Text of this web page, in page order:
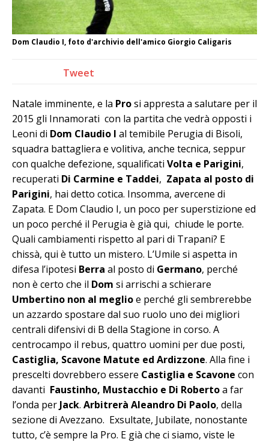
Dom Claudio I, foto d'archivio dell'amico Giorgio Caligaris
Tweet
Natale imminente, e la Prosi appresta a salutare per il
2015 gli Innamorati con la partita che vedrà opposti i
Leoni di Dom Claudio I al temibile Perugia di Bisoli,
squadra battagliera e volitiva, anche tecnica, seppur
con qualche defezione, squalificati Volta e Parigini,
recuperati Di Carmine e Taddei, Zapata al posto di
Parigini, hai detto cotica. Insomma, avercene di
Zapata. E Dom Claudio I, un poco per superstizione ed
un poco perché il Perugia è già qui, chiude le porte.
Quali cambiamenti rispetto al pari di Trapani? E
chissà, qui è tutto un mistero. L’Umile si aspetta in
difesa l’ipotesi Berra al posto di Germano, perché
non è certo che il Dom si arrischi a schierare
Umbertino non al meglioe perché gli sembrerebbe
un azzardo spostare dal suo ruolo uno dei migliori
centrali difensivi di B della Stagione in corso. A
centrocampo il rebus, quattro uomini per due posti,
Castiglia, Scavone Matute ed Ardizzone. Alla fine i
prescelti dovrebbero essere Castiglia e Scavone con
davanti Faustinho, Mustacchio e Di Robertoa far
l’onda per Jack. Arbitrerà Aleandro Di Paolo, della
sezione di Avezzano. Exsultate, Jubilate, nonostante
tutto, c’è sempre la Pro. E già che ci siamo, viste le